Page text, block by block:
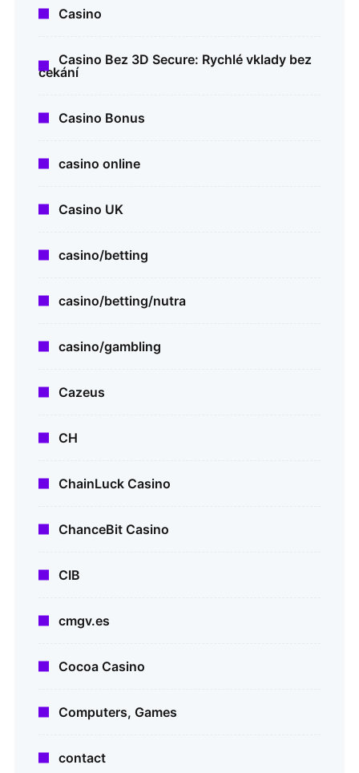
Casino
Casino Bez 3D Secure: Rychlé vklady bez
čekání
Casino Bonus
casino online
Casino UK
casino/betting
casino/betting/nutra
casino/gambling
Cazeus
CH
ChainLuck Casino
ChanceBit Casino
CIB
cmgv.es
Cocoa Casino
Computers, Games
contact